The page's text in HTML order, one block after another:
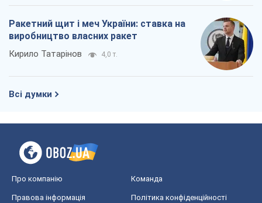
Ракетний щит і меч України: ставка на
виробництво власних ракет
Кирило Татарінов 4,0 т.
Всі думки
Про компанію Команда
Правова інформація Політика конфіденційності